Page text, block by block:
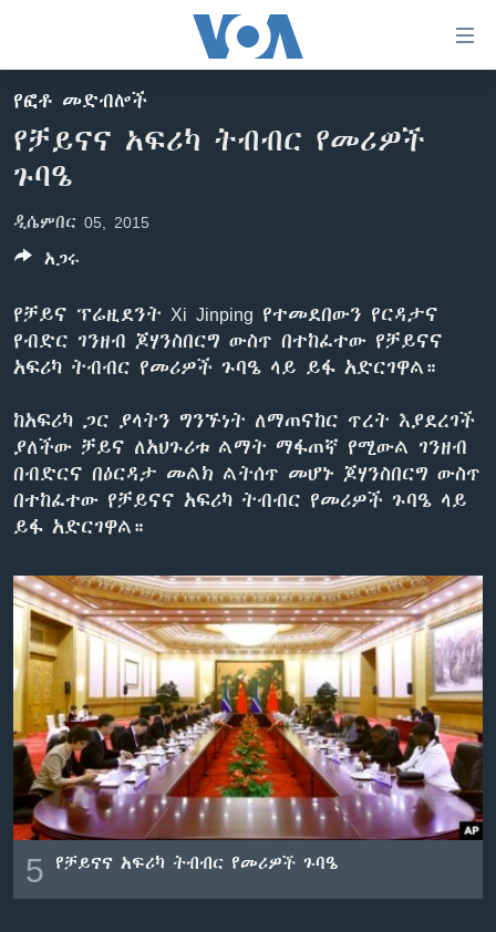
ማገናኛዎች
ዋናው
ይዘት
ወደ
ዋናው
እለፍ
ወደ
ዋናው
እለፍ
ኢትዮጵያ
መካከለኛው ምሥራቅ
ኑሮ በጤንነት
ከምሽቱ ሦስት ሰዓት የአማርኛ ዜና
የፎቶ መድብሎች
ክምችት
Learning English
ይከተሉን
ቋንቋዎች
የፎቶ መድብሎች
የቻይናና አፍሪካ ትብብር የመሪዎች
ጉባዔ
ዲሴምበር 05, 2015
የቻይና ፕሬዚደንት Xi Jinping የተመደበውን የርዳታና
የብድር ገንዘብ ጆሃንስበርግ ውስጥ በተከፈተው የቻይናና
አፍሪካ ትብብር የመሪዎች ጉባዔ ላይ ይፋ አድርገዋል።
ከአፍሪካ ጋር ያላትን ግንኙነት ለማጠናከር ጥረት እያደረገች
ያለችው ቻይና ለአህጉሪቱ ልማት ማፋጠኛ የሚውል ገንዘብ
በብድርና በዕርዳታ መልክ ልትሰጥ መሆኑ ጆሃንስበርግ ውስጥ
በተከፈተው የቻይናና አፍሪካ ትብብር የመሪዎች ጉባዔ ላይ
ይፋ አድርገዋል።
5 የቻይናና አፍሪካ ትብብር የመሪዎች ጉባዔ
አጋሩ